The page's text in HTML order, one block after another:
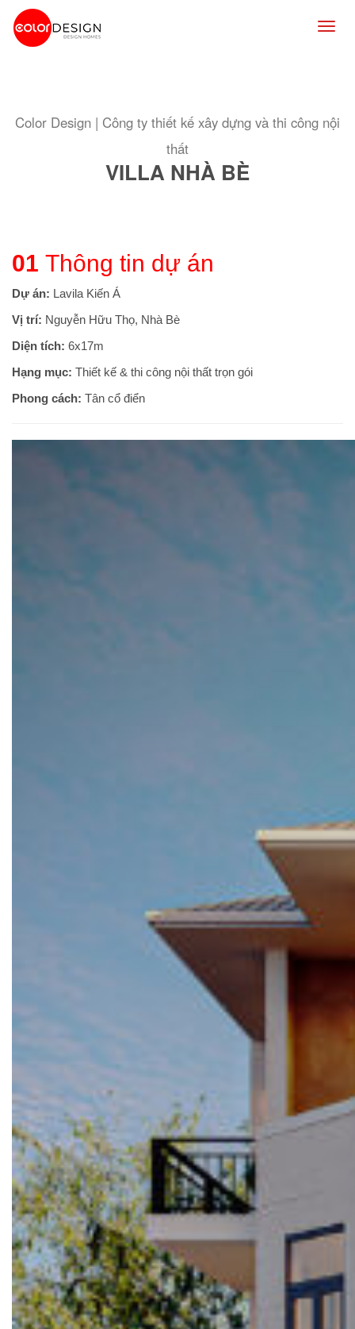
Color Design | Công ty thiết kế xây dựng và thi công nội
thất
VILLA NHÀ BÈ
01 Thông tin dự án
Dự án: Lavila Kiến Á
Vị trí: Nguyễn Hữu Thọ, Nhà Bè
Diện tích: 6x17m
Hạng mục: Thiết kế & thi công nội thất trọn gói
Phong cách: Tân cổ điển